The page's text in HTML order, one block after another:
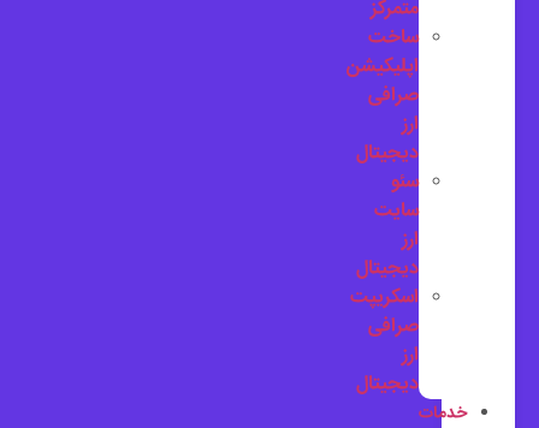
متمرکز
ساخت
اپلیکیشن
صرافی
ارز
دیجیتال
سئو
سایت
ارز
دیجیتال
اسکریپت
صرافی
ارز
دیجیتال
خدمات